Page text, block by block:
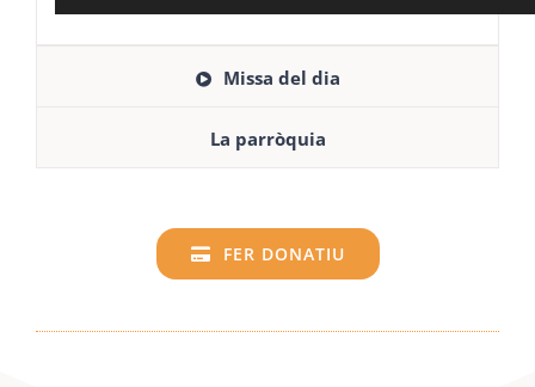
Missa del dia
La parròquia
FER DONATIU